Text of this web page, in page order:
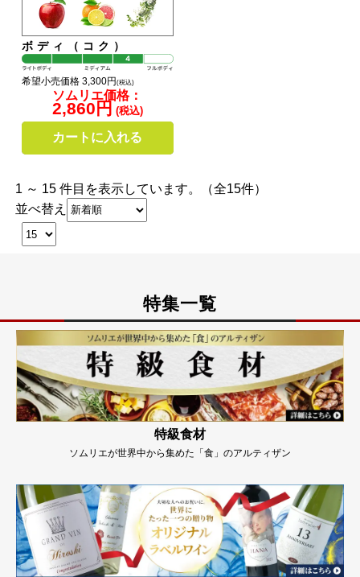
ボディ（コク）
希望小売価格 3,300円(税込)
ソムリエ価格：
2,860円 (税込)
カートに入れる
1 ～ 15 件目を表示しています。（全15件）
並べ替え
特集一覧
特級食材
ソムリエが世界中から集めた「食」のアルティザン